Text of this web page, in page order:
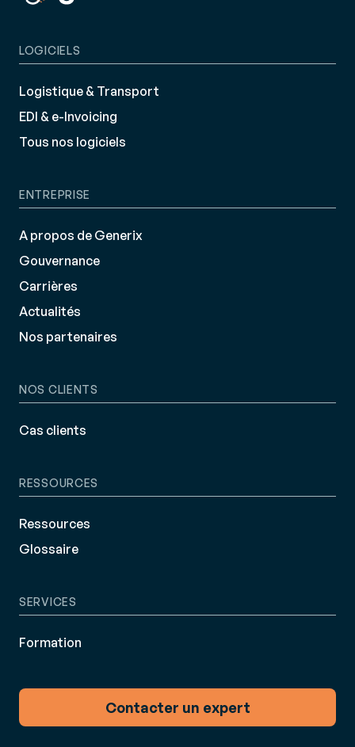
LOGICIELS
Logistique & Transport
EDI & e-Invoicing
Tous nos logiciels
ENTREPRISE
A propos de Generix
Gouvernance
Carrières
Actualités
Nos partenaires
NOS CLIENTS
Cas clients
RESSOURCES
Ressources
Glossaire
SERVICES
Formation
Contacter un expert